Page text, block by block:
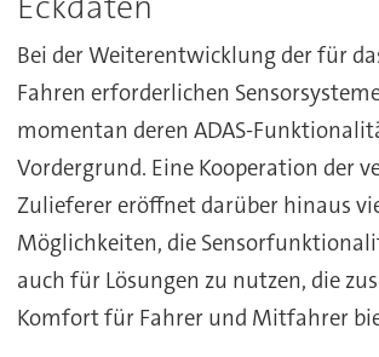
Bei der Weiterentwicklung der für
Fahren erforderlichen
momentan deren ADAS-
Vordergrund. Eine Kooperation der
Zulieferer eröffnet darüber hinaus
Möglichkeiten, die
auch für Lösungen zu nutzen, die
Komfort für Fahrer und Mitfahrer